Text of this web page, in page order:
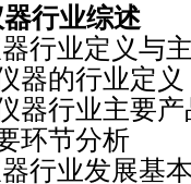
行业综述
行业定义与
的行业定义
业主要产
节分析
业发展基